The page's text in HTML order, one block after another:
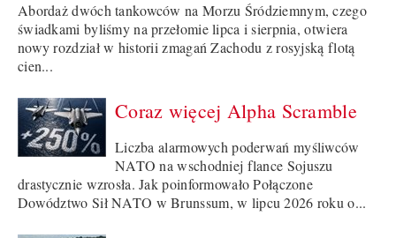
Abordaż dwóch tankowców na Morzu Śródziemnym, czego
świadkami byliśmy na przełomie lipca i sierpnia, otwiera
nowy rozdział w historii zmagań Zachodu z rosyjską flotą
cien...
Coraz więcej Alpha Scramble
Liczba alarmowych poderwań myśliwców
NATO na wschodniej flance Sojuszu
drastycznie wzrosła. Jak poinformowało Połączone
Dowództwo Sił NATO w Brunssum, w lipcu 2026 roku o...